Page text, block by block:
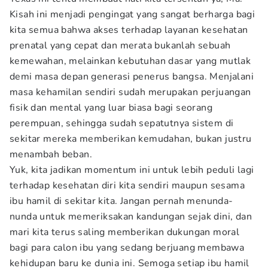
Kisah ini menjadi pengingat yang sangat berharga bagi
kita semua bahwa akses terhadap layanan kesehatan
prenatal yang cepat dan merata bukanlah sebuah
kemewahan, melainkan kebutuhan dasar yang mutlak
demi masa depan generasi penerus bangsa. Menjalani
masa kehamilan sendiri sudah merupakan perjuangan
fisik dan mental yang luar biasa bagi seorang
perempuan, sehingga sudah sepatutnya sistem di
sekitar mereka memberikan kemudahan, bukan justru
menambah beban.
Yuk, kita jadikan momentum ini untuk lebih peduli lagi
terhadap kesehatan diri kita sendiri maupun sesama
ibu hamil di sekitar kita. Jangan pernah menunda-
nunda untuk memeriksakan kandungan sejak dini, dan
mari kita terus saling memberikan dukungan moral
bagi para calon ibu yang sedang berjuang membawa
kehidupan baru ke dunia ini. Semoga setiap ibu hamil